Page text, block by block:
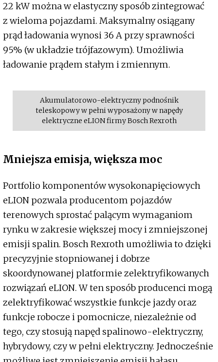
22 kW można w elastyczny sposób zintegrować
z wieloma pojazdami. Maksymalny osiągany
prąd ładowania wynosi 36 A przy sprawności
95% (w układzie trójfazowym). Umożliwia
ładowanie prądem stałym i zmiennym.
Akumulatorowo-elektryczny podnośnik
teleskopowy w pełni wyposażony w napędy
elektryczne eLION firmy Bosch Rexroth
Mniejsza emisja, większa moc
Portfolio komponentów wysokonapięciowych
eLION pozwala producentom pojazdów
terenowych sprostać palącym wymaganiom
rynku w zakresie większej mocy i zmniejszonej
emisji spalin. Bosch Rexroth umożliwia to dzięki
precyzyjnie stopniowanej i dobrze
skoordynowanej platformie zelektryfikowanych
rozwiązań eLION. W ten sposób producenci mogą
zelektryfikować wszystkie funkcje jazdy oraz
funkcje robocze i pomocnicze, niezależnie od
tego, czy stosują napęd spalinowo-elektryczny,
hybrydowy, czy w pełni elektryczny. Jednocześnie